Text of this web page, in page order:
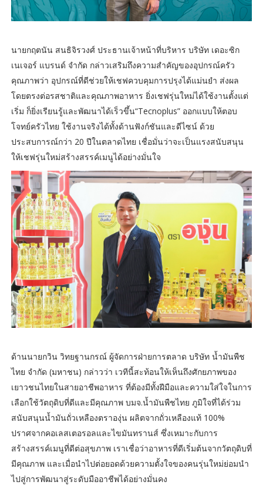
นายกฤตนัน สนธิจิรวงศ์ ประธานเจ้าหน้าที่บริหาร บริษัท เดอะซิก
เนเจอร์ แบรนด์ จำกัด กล่าวเสริมถึงความสำคัญของอุปกรณ์ครัว
คุณภาพว่า อุปกรณ์ที่ดีช่วยให้เชฟควบคุมการปรุงได้แม่นยำ ส่งผล
โดยตรงต่อรสชาติและคุณภาพอาหาร ยิ่งเชฟรุ่นใหม่ได้ใช้งานตั้งแต่
เริ่ม ก็ยิ่งเรียนรู้และพัฒนาได้เร็วขึ้น“Tecnoplus” ออกแบบให้ตอบ
โจทย์ครัวไทย ใช้งานจริงได้ทั้งด้านฟังก์ชันและดีไซน์ ด้วย
ประสบการณ์กว่า 20 ปีในตลาดไทย เชื่อมั่นว่าจะเป็นแรงสนับสนุน
ให้เชฟรุ่นใหม่สร้างสรรค์เมนูได้อย่างมั่นใจ
ด้านนายกวิน วิทยฐานกรณ์ ผู้จัดการฝ่ายการตลาด บริษัท น้ำมันพืช
ไทย จำกัด (มหาชน) กล่าวว่า เวทีนี้สะท้อนให้เห็นถึงศักยภาพของ
เยาวชนไทยในสายอาชีพอาหาร ที่ต้องมีทั้งฝีมือและความใส่ใจในการ
เลือกใช้วัตถุดิบที่ดีและมีคุณภาพ บมจ.น้ำมันพืชไทย ภูมิใจที่ได้ร่วม
สนับสนุนน้ำมันถั่วเหลืองตราองุ่น ผลิตจากถั่วเหลืองแท้ 100%
ปราศจากคอเลสเตอรอลและไขมันทรานส์ ซึ่งเหมาะกับการ
สร้างสรรค์เมนูที่ดีต่อสุขภาพ เราเชื่อว่าอาหารที่ดีเริ่มต้นจากวัตถุดิบที่
มีคุณภาพ และเมื่อนำไปต่อยอดด้วยความตั้งใจของคนรุ่นใหม่ย่อมนำ
ไปสู่การพัฒนาสู่ระดับมืออาชีพได้อย่างมั่นคง